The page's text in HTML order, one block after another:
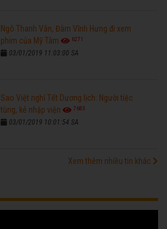
Ngô Thanh Vân, Đàm Vĩnh Hưng đi xem
phim của Mỹ Tâm
6271
03/01/2019 11:03:00 SA
Sao Việt nghỉ Tết Dương lịch: Người tiệc
tùng, kẻ nhập viện
7683
03/01/2019 10:01:54 SA
Xem thêm nhiều tin khác